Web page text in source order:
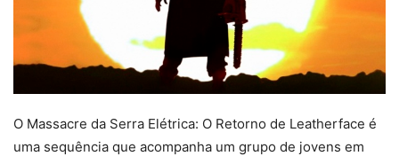
O Massacre da Serra Elétrica: O Retorno de Leatherface é
uma sequência que acompanha um grupo de jovens em